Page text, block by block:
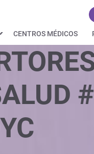
CENTROS MÉDICOS